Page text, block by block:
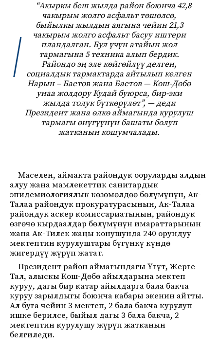
“Акыркы беш жылда район боюнча 42,8
чакырым жолго асфальт төшөлсө,
быйылкы жылдын аягына чейин 21,3
чакырым жолго асфальт басуу иштери
пландалган. Бул үчүн атайын жол
тармагына 5 техника алып бердик.
Райондо эң эле көйгөйлүү делген,
социалдык тармактарда айтылып келген
Нарын – Баетов жана Баетов — Кош-Дөбө
унаа жолдору Кудай буюрса, бир-эки
жылда толук бүткөрүлөт”, — деди
Президент жана өлкө аймагында курулуш
тармагы өнүгүүнүн башаты болуп
жатканын кошумчалады.
Маселен, аймакта райондук ооруларды алдын
алуу жана мамлекеттик санитардык
эпидемиологиялык көзөмөлдөө бөлүмүнүн, Ак-
Талаа райондук прокуратурасынын, Ак-Талаа
райондук аскер комиссариатынын, райондук
өзгөчө кырдаалдар бөлүмүнүн имараттарынын
жана Ак-Тилек жаңы конушунда 240 орундуу
мектептин курулуштары бүгүнкү күндө
жигердүү жүрүп жатат.
Президент район аймагындагы Үгүт, Жерге-
Тал, алыскы Кош-Дөбө айылдарына мектеп
куруу, дагы бир катар айылдарга бала бакча
куруу зарылдыгы боюнча кабары экенин айтты.
Ал буга чейин 3 мектеп, 2 бала бакча курулуп
ишке берилсе, быйыл дагы 3 бала бакча, 2
мектептин курулушу жүрүп жатканын
белгиледи.